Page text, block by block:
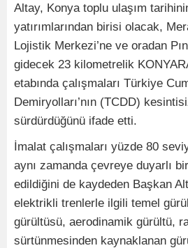
Altay, Konya toplu ulaşım
yatırımlarından birisi olacak,
Lojistik Merkezi’ne ve oradan
gidecek 23 kilometrelik
etabında çalışmaları Türkiye
Demiryolları’nın (TCDD)
sürdürdüğünü ifade etti.
İmalat çalışmaları yüzde 80
aynı zamanda çevreye duyarlı
edildiğini de kaydeden Başkan
elektrikli trenlerle ilgili temel
gürültüsü, aerodinamik gürültü,
sürtünmesinden kaynaklanan